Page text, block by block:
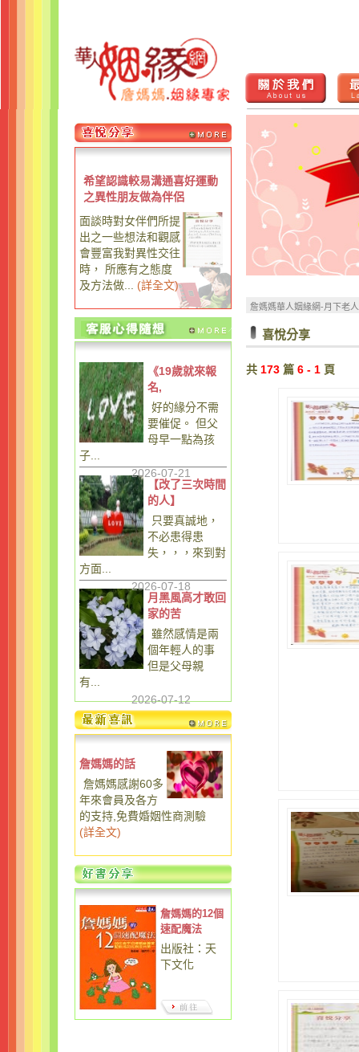
希望認識較易溝通喜好運動
之異性朋友做為伴侶
面談時對女伴們所提
出之一些想法和觀感
會豐富我對異性交往
時， 所應有之態度
及方法做...
(詳全文)
《19歲就來報
名,
好的緣分不需
要催促。 但父
母早一點為孩
子...
2026-07-21
【改了三次時間
的人】
只要真誠地，
不必患得患
失，，，來到對
方面...
2026-07-18
月黑風高才敢回
家的苦
雖然感情是兩
個年輕人的事
但是父母親
有...
2026-07-12
詹媽媽的話
詹媽媽感謝60多
年來會員及各方
的支持,免費婚姻性商測驗
(詳全文)
詹媽媽的12個
速配魔法
出版社：天
下文化
詹媽媽華人姻緣網-月下老
喜悅分享
共 173 篇 6 - 1 頁